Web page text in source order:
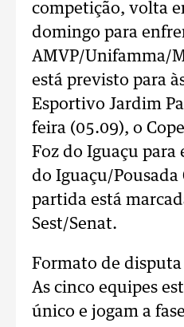
competição, volta
domingo para
AMVP/Unifamma/
está previsto para
Esportivo Jardim
feira (05.09), o
Foz do Iguaçu para
do Iguaçu/Pousada
partida está
Sest/Senat.
Formato de disputa
As cinco equipes
único e jogam a